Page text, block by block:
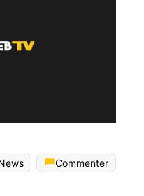
Commenter